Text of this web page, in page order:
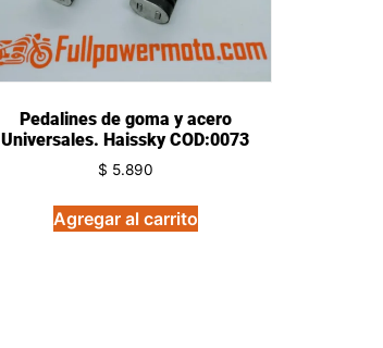
Pedalines de goma y acero
Universales. Haissky COD:0073
$ 5.890
Agregar al carrito